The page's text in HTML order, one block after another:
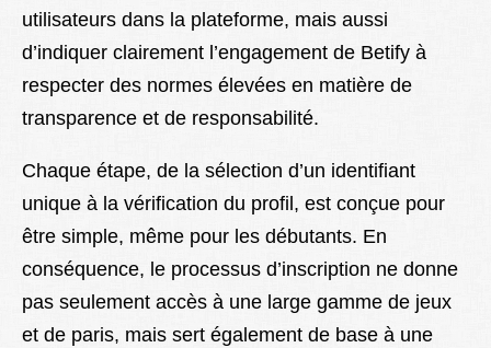
utilisateurs dans la plateforme, mais aussi
d’indiquer clairement l’engagement de Betify à
respecter des normes élevées en matière de
transparence et de responsabilité.
Chaque étape, de la sélection d’un identifiant
unique à la vérification du profil, est conçue pour
être simple, même pour les débutants. En
conséquence, le processus d’inscription ne donne
pas seulement accès à une large gamme de jeux
et de paris, mais sert également de base à une